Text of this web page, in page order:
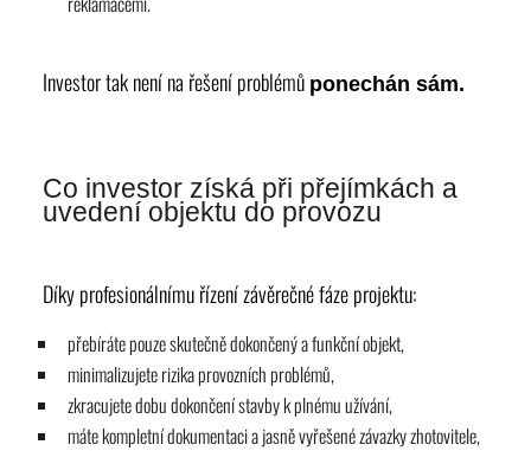
Investor tak není na řešení problémů ponechán sám.
Co investor získá při přejímkách a
uvedení objektu do provozu
Díky profesionálnímu řízení závěrečné fáze projektu:
přebíráte pouze skutečně dokončený a funkční objekt,
minimalizujete rizika provozních problémů,
zkracujete dobu dokončení stavby k plnému užívání,
máte kompletní dokumentaci a jasně vyřešené závazky zhotovitele,